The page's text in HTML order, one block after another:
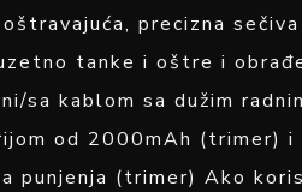
precizna
tanke i oštre i
sa kablom sa dužim
od 2000mAh (trimer) i
punjenja (trimer) Ako